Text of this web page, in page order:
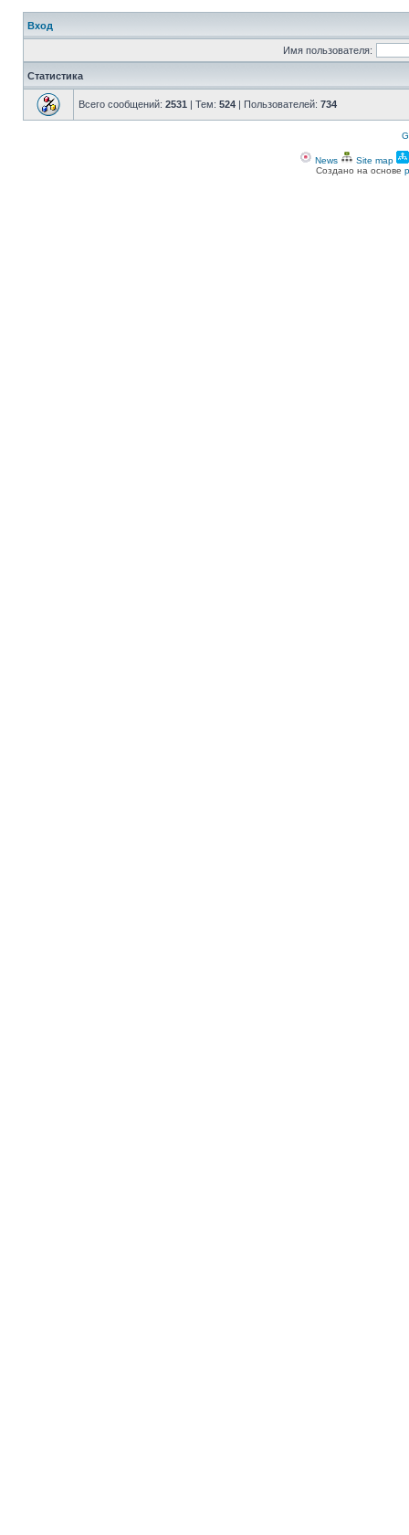
Вход
Имя пользователя:
Статистика
Всего сообщений: 2531 | Тем: 524 | Пользователей: 734
News Site map
Создано на основе